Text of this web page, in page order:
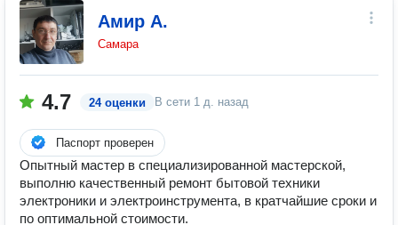
Амир А.
Самара
4.7 24 оценки В сети 1 д. назад
Паспорт проверен
Опытный мастер в специализированной мастерской,
выполню качественный ремонт бытовой техники
электроники и электроинструмента, в кратчайшие сроки и
по оптимальной стоимости.